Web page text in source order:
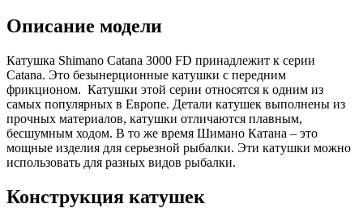
Описание модели
Катушка Shimano Catana 3000 FD принадлежит к серии
Catana. Это безынерционные катушки с передним
фрикционом. Катушки этой серии относятся к одним из
самых популярных в Европе. Детали катушек выполнены из
прочных материалов, катушки отличаются плавным,
бесшумным ходом. В то же время Шимано Катана – это
мощные изделия для серьезной рыбалки. Эти катушки можно
использовать для разных видов рыбалки.
Конструкция катушек